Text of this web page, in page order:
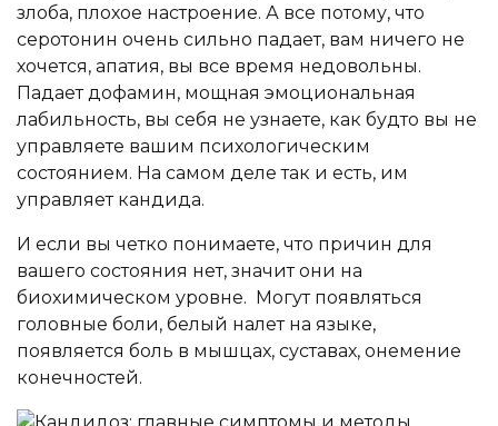
злоба, плохое настроение. А все потому, что
серотонин очень сильно падает, вам ничего не
хочется, апатия, вы все время недовольны.
Падает дофамин, мощная эмоциональная
лабильность, вы себя не узнаете, как будто вы не
управляете вашим психологическим
состоянием. На самом деле так и есть, им
управляет кандида.
И если вы четко понимаете, что причин для
вашего состояния нет, значит они на
биохимическом уровне. Могут появляться
головные боли, белый налет на языке,
появляется боль в мышцах, суставах, онемение
конечностей.